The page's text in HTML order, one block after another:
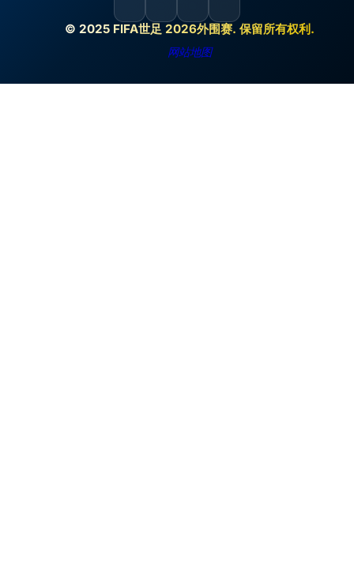
© 2025 FIFA世足 2026外围赛. 保留所有权利.
网站地图